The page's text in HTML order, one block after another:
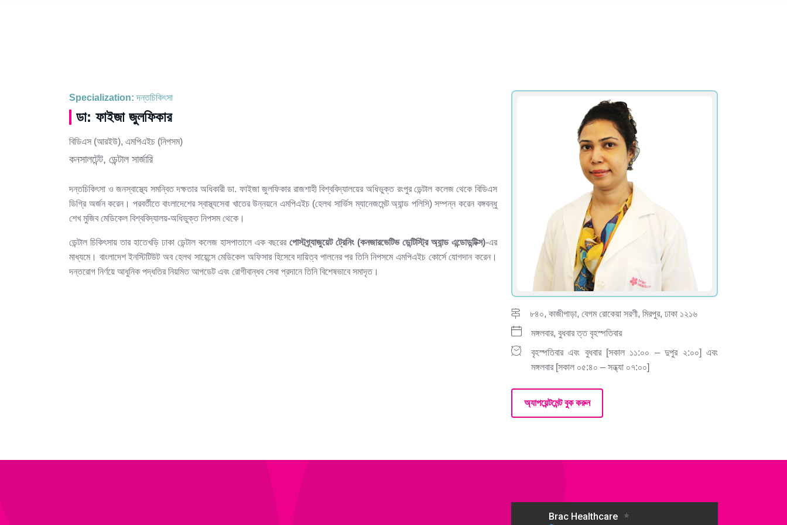
৮৪০, কাজীপাড়া, বেগম রোকেয়া সরণী, মিরপুর, ঢাকা ১২১৬
মঙ্গলবার, বুধবার ত্ত বৃহস্পতিবার
বৃহস্পতিবার এবং বুধবার [সকাল ১১:০০ – দুপুর ২:০০] এবং
মঙ্গলবার [সকাল ০৫:৪০ – সন্ধ্যা ০৭:০০]
অ্যাপয়েন্টমেন্ট বুক করুন
Specialization: দন্তচিকিৎসা
ডা: ফাইজা জুলফিকার
বিডিএস (আরইউ), এমপিএইচ (নিপসম)
কনসালটেন্ট, ডেন্টাল সার্জারি
দন্তচিকিৎসা ও জনস্বাস্থ্যে সমন্বিত দক্ষতার অধিকারী ডা. ফাইজা জুলফিকার রাজশাহী বিশ্ববিদ্যালয়ের অধিভুক্ত রংপুর ডেন্টাল কলেজ থেকে বিডিএস
ডিগ্রি অর্জন করেন। পরবর্তীতে বাংলাদেশের স্বাস্থ্যসেবা খাতের উন্নয়নে এমপিএইচ (হেলথ সার্ভিস ম্যানেজমেন্ট অ্যান্ড পলিসি) সম্পন্ন করেন বঙ্গবন্ধু
শেখ মুজিব মেডিকেল বিশ্ববিদ্যালয়-অধিভুক্ত নিপসম থেকে।
ডেন্টাল চিকিৎসায় তার হাতেখড়ি ঢাকা ডেন্টাল কলেজ হাসপাতালে এক বছরের পোস্টগ্র্যাজুয়েট ট্রেনিং(কনজারভেটিভ ডেন্টিস্ট্রি অ্যান্ড এন্ডোডন্টিক্স)-এর
মাধ্যমে। বাংলাদেশ ইনস্টিটিউট অব হেলথ সায়েন্সে মেডিকেল অফিসার হিসেবে দায়িত্ব পালনের পর তিনি নিপসমে এমপিএইচ কোর্সে যোগদান করেন।
দন্তরোগ নির্ণয়ে আধুনিক পদ্ধতির নিয়মিত আপডেট এবং রোগীবান্ধব সেবা প্রদানে তিনি বিশেষভাবে সমাদৃত।